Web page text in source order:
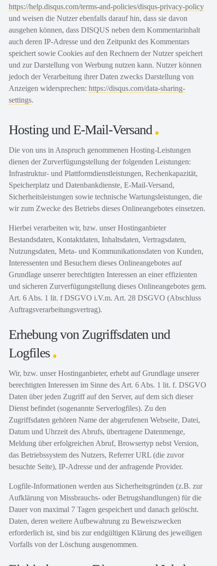
https://help.disqus.com/terms-and-policies/disqus-privacy-policy
und weisen die Nutzer ebenfalls darauf hin, dass sie davon
ausgehen können, dass DISQUS neben dem Kommentarinhalt
auch deren IP-Adresse und den Zeitpunkt des Kommentars
speichert sowie Cookies auf den Rechnern der Nutzer speichert
und zur Darstellung von Werbung nutzen kann. Nutzer können
jedoch der Verarbeitung ihrer Daten zwecks Darstellung von
Anzeigen widersprechen: https://disqus.com/data-sharing-
settings.
Hosting und E-Mail-Versand
Die von uns in Anspruch genommenen Hosting-Leistungen
dienen der Zurverfügungstellung der folgenden Leistungen:
Infrastruktur- und Plattformdienstleistungen, Rechenkapazität,
Speicherplatz und Datenbankdienste, E-Mail-Versand,
Sicherheitsleistungen sowie technische Wartungsleistungen, die
wir zum Zwecke des Betriebs dieses Onlineangebotes einsetzen.
Hierbei verarbeiten wir, bzw. unser Hostinganbieter
Bestandsdaten, Kontaktdaten, Inhaltsdaten, Vertragsdaten,
Nutzungsdaten, Meta- und Kommunikationsdaten von Kunden,
Interessenten und Besuchern dieses Onlineangebotes auf
Grundlage unserer berechtigten Interessen an einer effizienten
und sicheren Zurverfügungstellung dieses Onlineangebotes gem.
Art. 6 Abs. 1 lit. f DSGVO i.V.m. Art. 28 DSGVO (Abschluss
Auftragsverarbeitungsvertrag).
Erhebung von Zugriffsdaten und
Logfiles
Wir, bzw. unser Hostinganbieter, erhebt auf Grundlage unserer
berechtigten Interessen im Sinne des Art. 6 Abs. 1 lit. f. DSGVO
Daten über jeden Zugriff auf den Server, auf dem sich dieser
Dienst befindet (sogenannte Serverlogfiles). Zu den
Zugriffsdaten gehören Name der abgerufenen Webseite, Datei,
Datum und Uhrzeit des Abrufs, übertragene Datenmenge,
Meldung über erfolgreichen Abruf, Browsertyp nebst Version,
das Betriebssystem des Nutzers, Referrer URL (die zuvor
besuchte Seite), IP-Adresse und der anfragende Provider.
Logfile-Informationen werden aus Sicherheitsgründen (z.B. zur
Aufklärung von Missbrauchs- oder Betrugshandlungen) für die
Dauer von maximal 7 Tagen gespeichert und danach gelöscht.
Daten, deren weitere Aufbewahrung zu Beweiszwecken
erforderlich ist, sind bis zur endgültigen Klärung des jeweiligen
Vorfalls von der Löschung ausgenommen.